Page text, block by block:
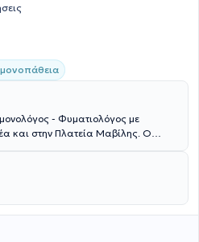
- Φυματιολόγος με
και στην Πλατεία Μαβίλης. Ο
με φαρμακευτική αγωγή,
συμπτωμάτων στέρησης
νικοτίνη και η αποχή από το
(οξεία και χρόνια βρογχίτιδα,
αναπνευστικής